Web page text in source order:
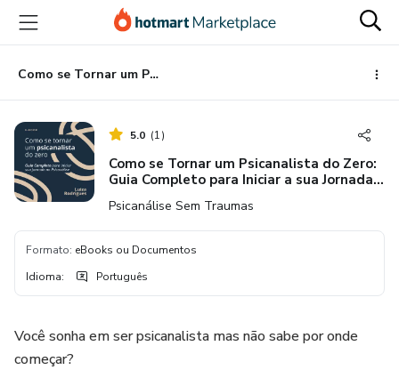
para
conteúdo
principal
para
pagamento
para
rodapé
Como se Tornar um Psicanalista do Zero: Guia Completo para Iniciar a sua Jornada na Psicanálise!
5.0 (1)
Como se Tornar um Psicanalista do Zero:
Guia Completo para Iniciar a sua Jornada
na Psicanálise!
Psicanálise Sem Traumas
Formato: eBooks ou Documentos
Idioma: Português
Você sonha em ser psicanalista mas não sabe por onde
começar?